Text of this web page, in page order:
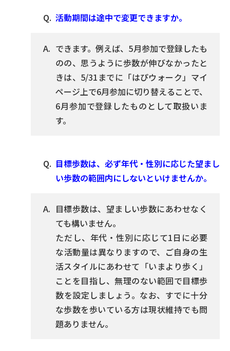
活動期間は途中で変更できますか。
できます。例えば、5月参加で登録したも
のの、思うように歩数が伸びなかったと
きは、5/31までに「はぴウォーク」マイ
ページ上で6月参加に切り替えることで、
6月参加で登録したものとして取扱いま
す。
目標歩数は、必ず年代・性別に応じた望まし
い歩数の範囲内にしないといけませんか。
目標歩数は、望ましい歩数にあわせなく
ても構いません。
ただし、年代・性別に応じて1日に必要
な活動量は異なりますので、ご自身の生
活スタイルにあわせて「いまより歩く」
ことを目指し、無理のない範囲で目標歩
数を設定しましょう。なお、すでに十分
な歩数を歩いている方は現状維持でも問
題ありません。